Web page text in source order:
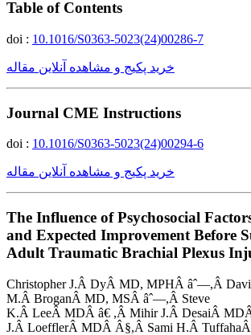
Table of Contents
doi : 10.1016/S0363-5023(24)00286-7
خرید پکیج و مشاهده آنلاین مقاله
Journal CME Instructions
doi : 10.1016/S0363-5023(24)00294-6
خرید پکیج و مشاهده آنلاین مقاله
The Influence of Psychosocial
and Expected Improvement Before
Adult Traumatic Brachial Plexus
Christopher J.Â DyÂ MD, MPHÂ âˆ—,Â
M.Â BroganÂ MD, MSÂ âˆ—,Â Steve
K.Â LeeÂ MDÂ â€ ,Â Mihir J.Â DesaiÂ
J.Â LoefflerÂ MDÂ Â§,Â Sami H.Â